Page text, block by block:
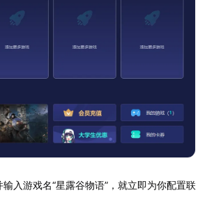
入游戏名“星露谷物语”，就立即为你配置联